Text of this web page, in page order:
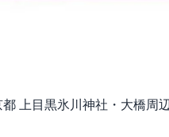
上目黒氷川神社・大橋周